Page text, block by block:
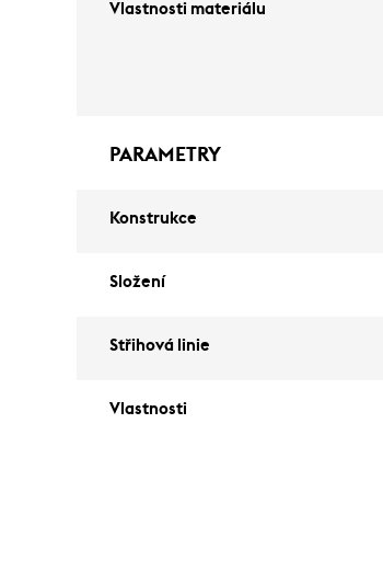
Vlastnosti materiálu
PARAMETRY
Konstrukce
Složení
Střihová linie
Vlastnosti